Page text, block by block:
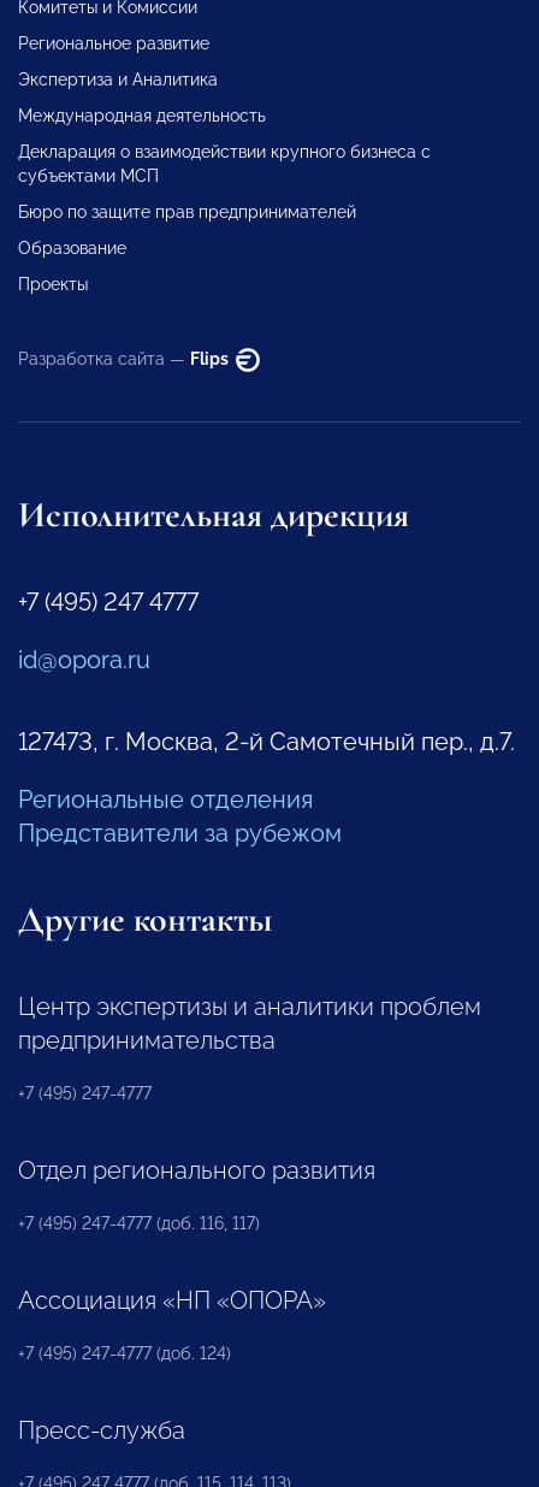
Комитеты и Комиссии
Региональное развитие
Экспертиза и Аналитика
Международная деятельность
Декларация о взаимодействии крупного бизнеса с
субъектами МСП
Бюро по защите прав предпринимателей
Образование
Проекты
Разработка сайта — Flips
Исполнительная дирекция
+7 (495) 247 4777
id@opora.ru
127473, г. Москва, 2-й Самотечный пер., д.7.
Региональные отделения
Представители за рубежом
Другие контакты
Центр экспертизы и аналитики проблем
предпринимательства
+7 (495) 247-4777
Отдел регионального развития
+7 (495) 247-4777 (доб. 116, 117)
Ассоциация «НП «ОПОРА»
+7 (495) 247-4777 (доб. 124)
Пресс-служба